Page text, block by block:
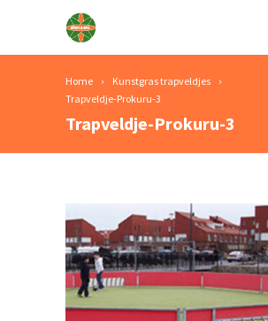
Home
Kunstgras trapveldjes
Trapveldje-Prokuru-3
Trapveldje-Prokuru-3